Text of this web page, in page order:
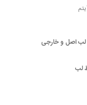
لب اصل و خارجی
لب